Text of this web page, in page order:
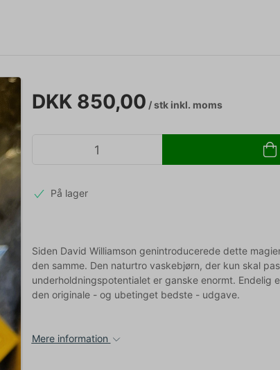
DKK 850,00 / stkinkl. moms
På lager
Siden David Williamson genintroducerede dette
den samme. Den naturtro vaskebjørn, der kun skal
underholdningspotentialet er ganske enormt.
den originale - og ubetinget bedste - udgave.
Mere information